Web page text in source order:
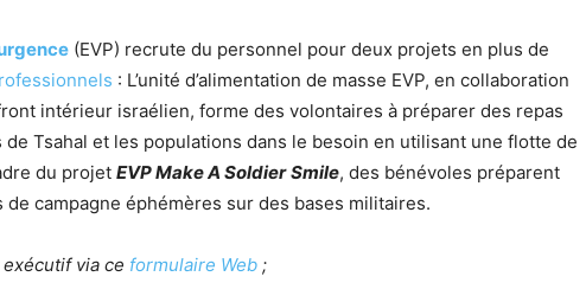
(EVP) recrute du personnel pour deux projets en plus de
: L’unité d’alimentation de masse EVP, en collaboration
intérieur israélien, forme des volontaires à préparer des repas
Tsahal et les populations dans le besoin en utilisant une flotte de
du projet EVP Make A Soldier Smile, des bénévoles préparent
campagne éphémères sur des bases militaires.
via ce formulaire Web ;